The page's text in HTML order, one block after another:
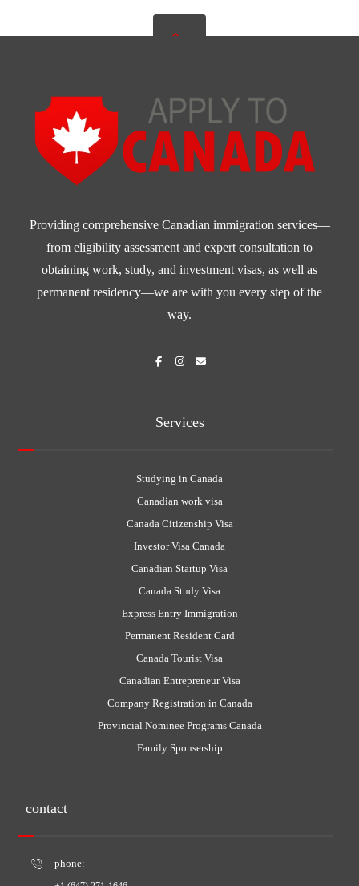
Providing comprehensive Canadian immigration services—
from eligibility assessment and expert consultation to
obtaining work, study, and investment visas, as well as
permanent residency—we are with you every step of the
way.
Services
Studying in Canada
Canadian work visa
Canada Citizenship Visa
Investor Visa Canada
Canadian Startup Visa
Canada Study Visa
Express Entry Immigration
Permanent Resident Card
Canada Tourist Visa
Canadian Entrepreneur Visa
Company Registration in Canada
Provincial Nominee Programs Canada
Family Sponsership
contact
phone: